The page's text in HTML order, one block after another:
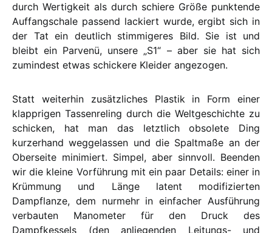
durch Wertigkeit als durch schiere Größe punktende
Auffangschale passend lackiert wurde, ergibt sich in
der Tat ein deutlich stimmigeres Bild. Sie ist und
bleibt ein Parvenü, unsere „S1“ – aber sie hat sich
zumindest etwas schickere Kleider angezogen.
Statt weiterhin zusätzliches Plastik in Form einer
klapprigen Tassenreling durch die Weltgeschichte zu
schicken, hat man das letztlich obsolete Ding
kurzerhand weggelassen und die Spaltmaße an der
Oberseite minimiert. Simpel, aber sinnvoll. Beenden
wir die kleine Vorführung mit ein paar Details: einer in
Krümmung und Länge latent modifizierten
Dampflanze, dem nurmehr in einfacher Ausführung
verbauten Manometer für den Druck des
Dampfkessels (den anliegenden Leitungs- und